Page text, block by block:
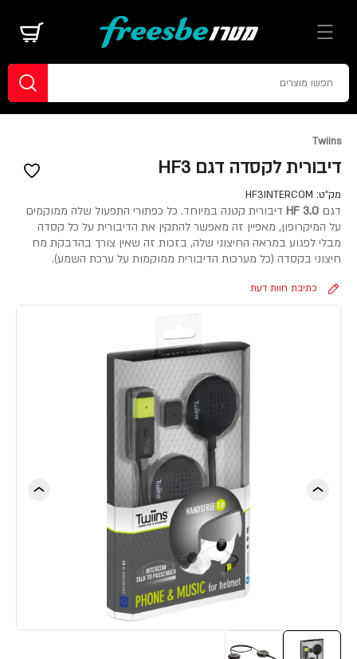
Twiins
דיבורית לקסדה דגם HF3
מק"ט: HF3INTERCOM
דגם HF 3.0 דיבורית קטנה במיוחד. כל כפתורי התפעול שלה ממוקמים
על המיקרופון, מאפיין זה מאפשר להתקין את הדיבורית על כל קסדה
מבלי לפגוע במראה החיצוני שלה, בזכות זה שאין צורך בהדבקת מח
חיצוני בקסדה (כל מערכות הדיבורית ממוקמות על ערכת השמע).
כתיבת חוות דעת